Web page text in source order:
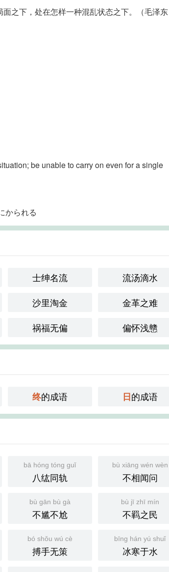
之下，处在怎样一种混乱状态之下。（毛泽东
be unable to carry on even for a single
かられる
士绅名流
流汤滴水
沙里淘金
金革之难
祸福无偏 偏怀浅戆
终的成语 日的成语
bā hóng tóng guǐ
八纮同轨
bù xiāng wén wèn
不相闻问
bù gān bù gà
不尴不尬
bù jī zhī mín
不羁之民
bó shǒu wú cè
搏手无策
bīng hán yú shuǐ
冰寒于水